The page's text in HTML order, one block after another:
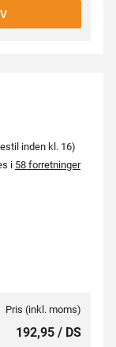
inden kl. 16)
i 58 forretninger
Pris (inkl. moms)
192,95 / DS